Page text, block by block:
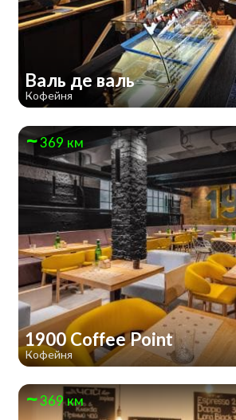
Валь де валь
Кофейня
369 км
1900 Coffee Point
Кофейня
369 км